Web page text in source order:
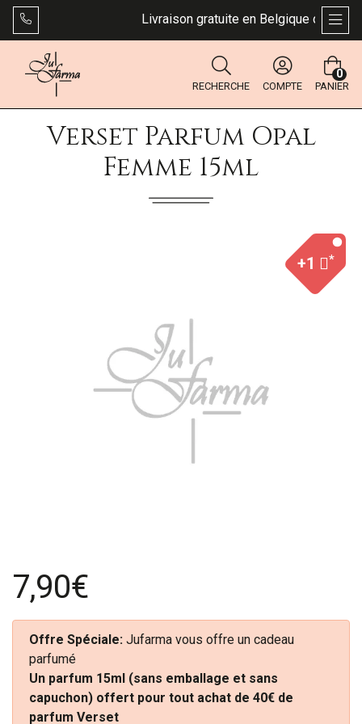
Livraison gratuite en Belgique dès 49
RECHERCHE COMPTE PANIER
0
Verset Parfum Opal
Femme 15ml
+1 *
7,90€
Offre Spéciale: Jufarma vous offre un cadeau
parfumé
Un parfum 15ml (sans emballage et sans
capuchon) offert pour tout achat de 40€ de
parfum Verset